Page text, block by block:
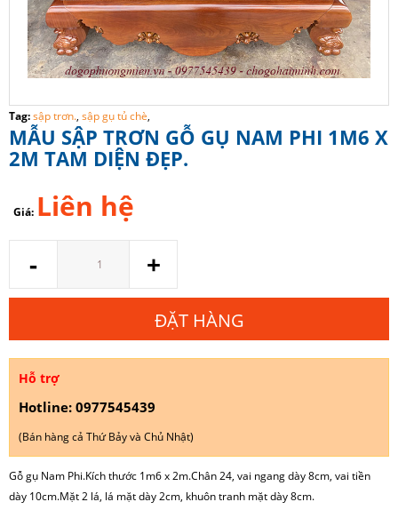
Tag:sập trơn., sập gụ tủ chè,
MẪU SẬP TRƠN GỖ GỤ NAM PHI 1M6 X
2M TAM DIỆN ĐẸP.
Giá: Liên hệ
- +
ĐẶT HÀNG
Hỗ trợ
Hotline: 0977545439
(Bán hàng cả Thứ Bảy và Chủ Nhật)
Gỗ gụ Nam Phi.Kích thước 1m6 x 2m.Chân 24, vai ngang dày 8cm, vai tiền
dày 10cm.Mặt 2 lá, lá mặt dày 2cm, khuôn tranh mặt dày 8cm.